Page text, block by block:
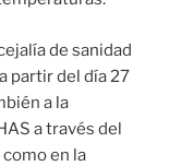
de sanidad
partir del día 27
a la
a través del
en la